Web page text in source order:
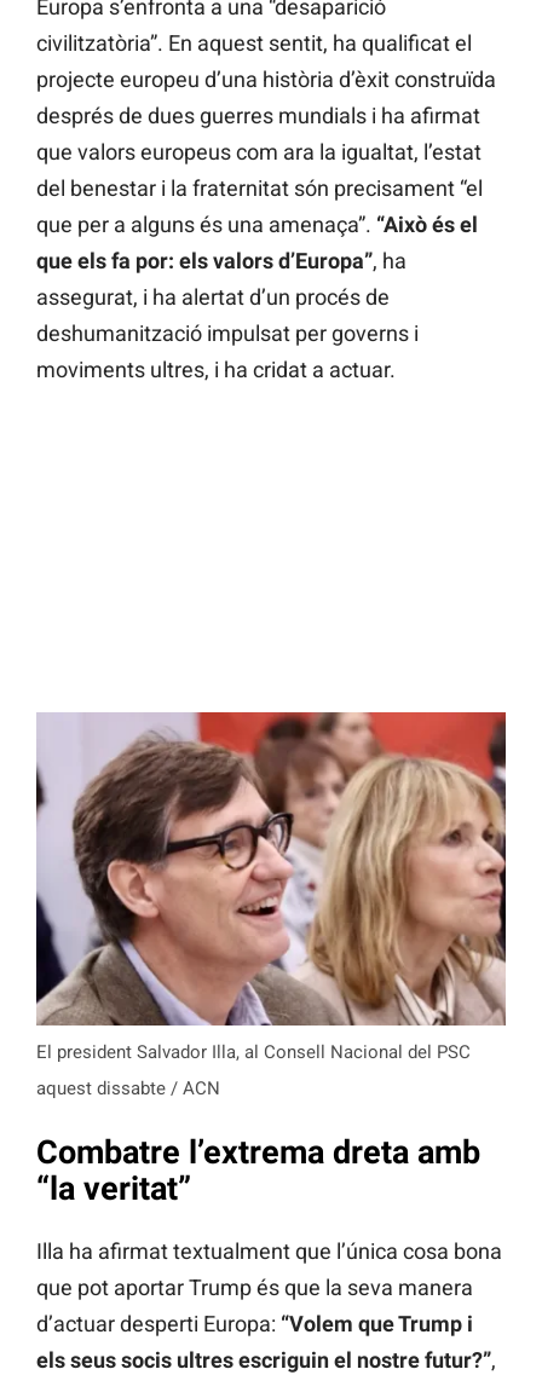
Europa s’enfronta a una “desaparició
civilitzatòria”. En aquest sentit, ha qualificat el
projecte europeu d’una història d’èxit construïda
després de dues guerres mundials i ha afirmat
que valors europeus com ara la igualtat, l’estat
del benestar i la fraternitat són precisament “el
que per a alguns és una amenaça”. “Això és el
que els fa por: els valors d’Europa”, ha
assegurat, i ha alertat d’un procés de
deshumanització impulsat per governs i
moviments ultres, i ha cridat a actuar.
El president Salvador Illa, al Consell Nacional del PSC
aquest dissabte / ACN
Combatre l’extrema dreta amb
“la veritat”
Illa ha afirmat textualment que l’única cosa bona
que pot aportar Trump és que la seva manera
d’actuar desperti Europa: “Volem que Trump i
els seus socis ultres escriguin el nostre futur?”,